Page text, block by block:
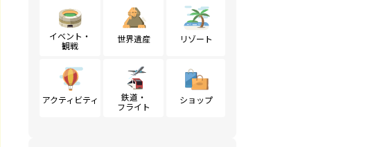
イベント・
観戦
世界遺産 リゾート
アクティビティ
鉄道・
フライト
ショップ